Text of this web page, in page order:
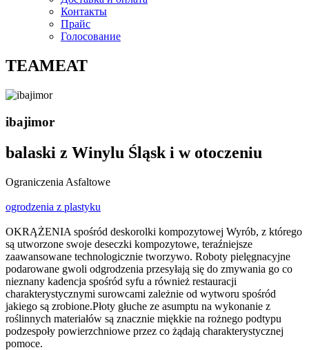
Контакты
Прайс
Голосование
TEAMEAT
ibajimor
balaski z Winylu Śląsk i w otoczeniu
Ograniczenia Asfaltowe
ogrodzenia z plastyku
OKRĄŻENIA spośród deskorolki kompozytowej Wyrób, z którego
są utworzone swoje deseczki kompozytowe, teraźniejsze
zaawansowane technologicznie tworzywo. Roboty pielęgnacyjne
podarowane gwoli odgrodzenia przesyłają się do zmywania go co
nieznany kadencja spośród syfu a również restauracji
charakterystycznymi surowcami zależnie od wytworu spośród
jakiego są zrobione.Płoty głuche ze asumptu na wykonanie z
roślinnych materiałów są znacznie miękkie na rożnego podtypu
podzespoły powierzchniowe przez co żądają charakterystycznej
pomoce.